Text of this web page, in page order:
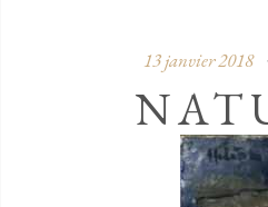
13 janvier 2018